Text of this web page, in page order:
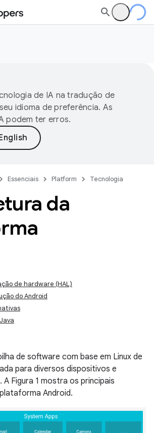
de IA na tradução de
idioma de preferência. As
podem ter erros.
Essenciais Platform Tecnologia
da
de hardware (HAL)
do Android
de software com base em Linux de
para diversos dispositivos e
Figura 1 mostra os principais
Android.